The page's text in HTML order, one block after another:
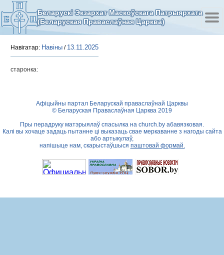
Беларускі Экзархат Маскоўскага Патрыярхата
(Беларуская Праваслаўная Царква)
Навігатар: Навіны / 13.11.2025
старонка:
Афіцыйны партал Беларускай праваслаўнай Царквы
© Беларуская Праваслаўная Царква 2019
Пры перадруку матэрыялаў спасылка на church.by абавязковая.
Калі вы хочаце задаць пытанне ці выказаць свае меркаванне з нагоды сайта
або артыкулаў,
напішыце нам, скарыстаўшыся паштовай формай.